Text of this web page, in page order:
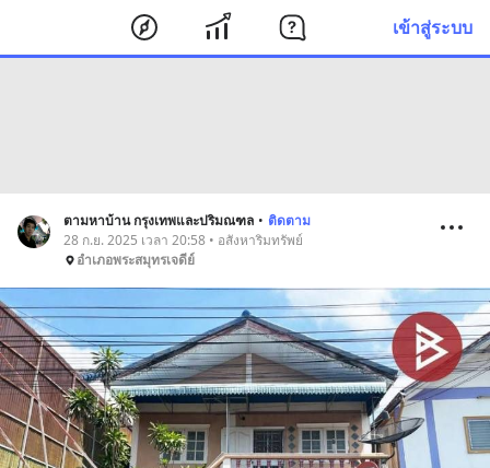
เข้าสู่ระบบ
ตามหาบ้าน กรุงเทพและปริมณฑล • ติดตาม
28 ก.ย. 2025 เวลา 20:58 • อสังหาริมทรัพย์
อำเภอพระสมุทรเจดีย์